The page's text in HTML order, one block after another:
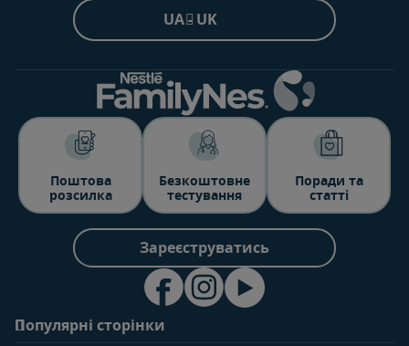
UA - UK
Поштова
розсилка
Безкоштовне
тестування
Поради та
статті
Зареєструватись
Популярні сторінки